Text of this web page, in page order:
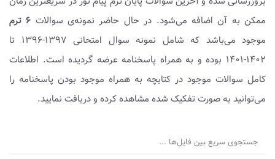
ممکن به آن اضافه می‌شود. در حال حاضر نمونه‌ی سوالات ۶ ترم
موجود می‌باشد که شامل نمونه سوال امتحانی ۱۳۹۷-۱۳۹۶ تا
۱۴۰۲-۱۴۰۱ بوده و به همراه پاسخنامه عرضه گردیده است. اطلاعات
کامل سوالات موجود در کتابچه به همراه موجود بودن پاسخنامه را
می‌توانید به صورت تفکیک شده مشاهده کرده و دریافت نمایید.
جستجوی سریع بین فایل‌ها ...